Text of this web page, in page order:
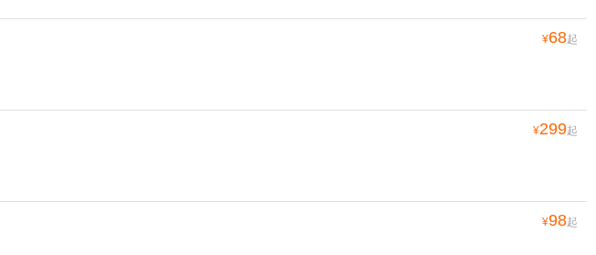
¥68起
¥299起
¥98起